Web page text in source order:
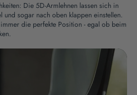
Die 5D-Armlehnen lassen sich in
und sogar nach oben klappen einstellen.
die perfekte Position - egal ob beim